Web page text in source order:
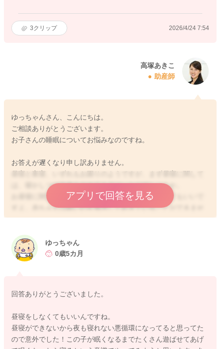
3クリップ 2026/4/24 7:54
高塚あきこ
助産師
ゆっちゃんさん、こんにちは。
ご相談ありがとうございます。
お子さんの睡眠についてお悩みなのですね。
お答えが遅くなり申し訳ありません。
は、寝かしつけ自体をやめてみてはいかがでしょうか。
お昼寝に関しては、無理に寝かせようとなさらなくてもいいで
すよ。赤ちゃんは眠いのを無理して起きていることができませ
ん。次第にお昼寝が習慣化されるお子さんが多いとされます
日により寝る時間やタイミングが違うのは自然ですよ。お昼寝
を長時間しなくても、成長に影響があるわけではありませんの
て、細切れの睡眠になるお子さんも多いですので、添い寝や添
近くにいると、安心して長く寝てくれることもありますよ。お
試しくださいね。
お子さんの必要睡眠時間は8〜20時間と、お子さんによって、か
アプリで回答を見る
ゆっちゃん
0歳5カ月
回答ありがとうございました。
昼寝をしなくてもいいんですね。
昼寝ができないから夜も寝れない悪循環になってると思ってた
ので意外でした！この子が眠くなるまでたくさん遊ばせてあげ